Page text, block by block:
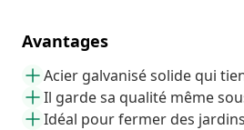
Avantages
Acier galvanisé solide qui
Il garde sa qualité même
Idéal pour fermer des